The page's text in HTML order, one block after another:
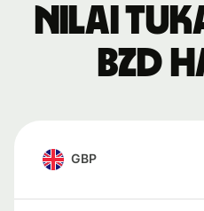
Nilai
BZD
GBP